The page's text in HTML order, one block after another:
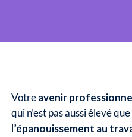
Votreavenir
qui n’est pas aussi élevé
l’épanouissement au